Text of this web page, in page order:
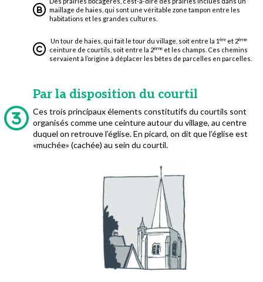
maillage de haies, qui sont une véritable zone tampon entre les
habitations et les grandes cultures.
Un tour de haies, qui fait le tour du village, soit entre la 1 èreet 2ème
ceinture de courtils, soit entre la 2èmeet les champs. Ces chemins
servaient à l’origine à déplacer les bêtes de parcelles en parcelles.
Par la disposition du courtil
Ces trois principaux élements constitutifs du courtils sont
organisés comme une ceinture autour du village, au centre
duquel on retrouve l’église. En picard, on dit que l’église est
«muchée» (cachée) au sein du courtil.